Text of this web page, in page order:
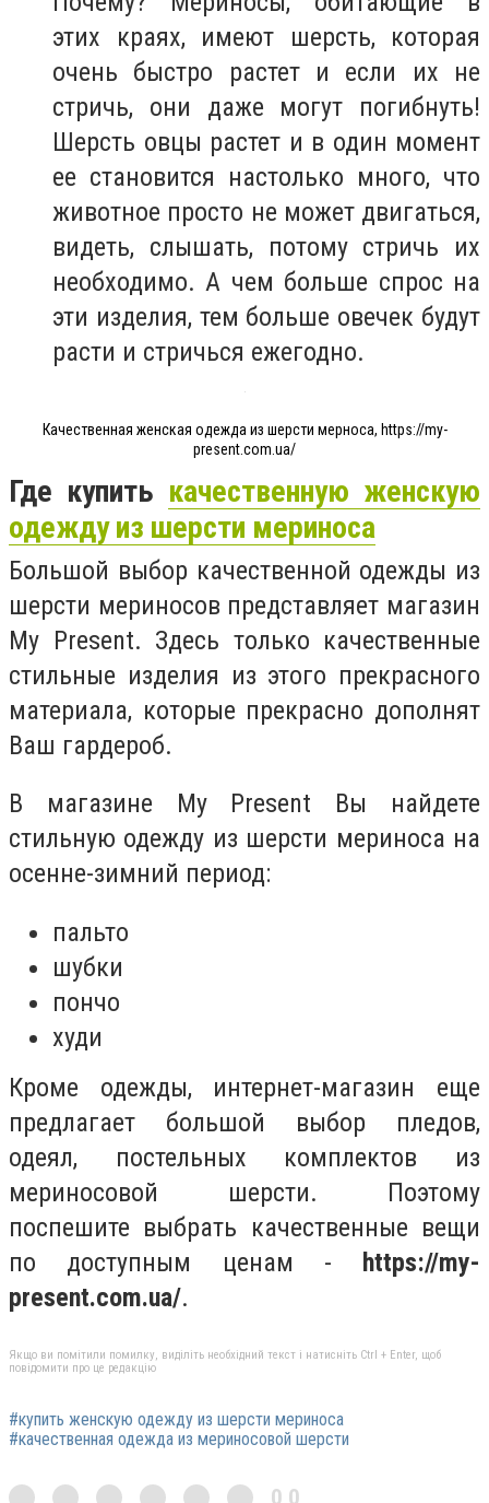
этих краях, имеют шерсть, которая
очень быстро растет и если их не
стричь, они даже могут погибнуть!
Шерсть овцы растет и в один момент
ее становится настолько много, что
животное просто не может двигаться,
видеть, слышать, потому стричь их
необходимо. А чем больше спрос на
эти изделия, тем больше овечек будут
расти и стричься ежегодно.
Качественная женская одежда из шерсти мерноса, https://my-
present.com.ua/
Где купить качественную женскую
одежду из шерсти мериноса
Большой выбор качественной одежды из
шерсти мериносов представляет магазин
My Present. Здесь только качественные
стильные изделия из этого прекрасного
материала, которые прекрасно дополнят
Ваш гардероб.
В магазине My Present Вы найдете
стильную одежду из шерсти мериноса на
осенне-зимний период:
пальто
шубки
пончо
худи
Кроме одежды, интернет-магазин еще
предлагает большой выбор пледов,
одеял, постельных комплектов из
мериносовой шерсти. Поэтому
поспешите выбрать качественные вещи
по доступным ценам - https://my-
present.com.ua/.
Якщо ви помітили помилку, виділіть необхідний текст і натисніть Ctrl + Enter, щоб
повідомити про це редакцію
#купить женскую одежду из шерсти мериноса
#качественная одежда из мериносовой шерсти